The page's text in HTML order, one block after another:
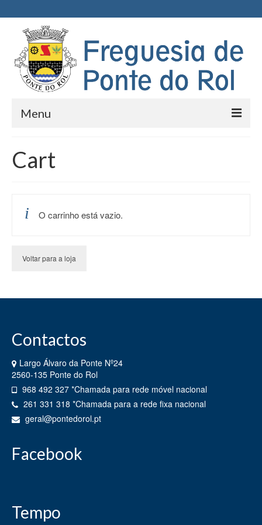
Menu
Junta de Freguesia
Assembleia de Freguesia
Plano de Atividades e Relatório de
Atas da Assembleia de Freguesia
Avisos / Comunicados / Editais
Regulamentos
Subvenções
História da Terra
Símbolos Heráldicos
Pedido de Atestados
Cart
O carrinho está vazio.
Voltar para a loja
Contactos
Largo Álvaro da Ponte Nº24
2560-135 Ponte do Rol
968 492 327 *Chamada para rede móvel nacional
261 331 318 *Chamada para a rede fixa nacional
geral@pontedorol.pt
Facebook
Tempo